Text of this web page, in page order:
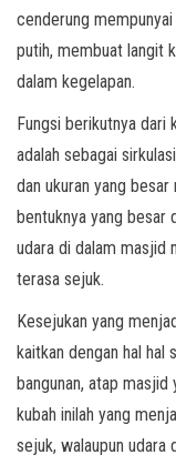
cenderung
putih, membuat langit
dalam kegelapan.
Fungsi berikutnya dari
adalah sebagai
dan ukuran yang
bentuknya yang besar
udara di dalam masjid
terasa sejuk.
Kesejukan yang
kaitkan dengan hal hal
bangunan, atap
kubah inilah yang
sejuk, walaupun udara